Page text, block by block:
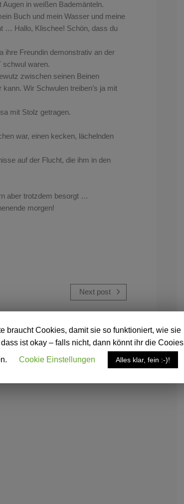
in weißen Bademänteln.
Buch und mein Wasser und meine
… Hallo, Klischee! Schön, dass du
ihre Freundin demonstrativ an der
schwul waren.
zwischen seinen Beinen
Wir Schwulen treiben’s ja mit
mit Stolz getragen.
war, einen kecken, lächelnden
auf der Flucht, die ihm in den
aber trotzdem besorgt …
morgen!
Next post
braucht Cookies, damit sie so funktioniert, wie sie
ist okay – falls nicht, dann könnt ihr die Cooies
Cookie Einstellungen Alles klar, fein :-)!